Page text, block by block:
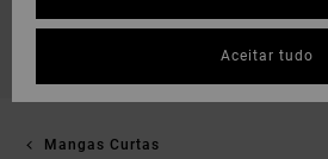
Mangas Curtas
Aceitar tudo